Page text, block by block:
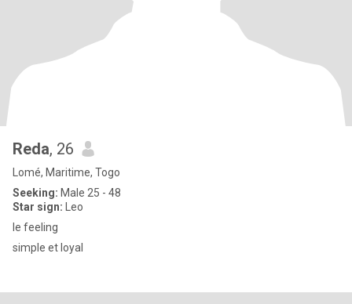
Reda, 26
Lomé, Maritime, Togo
Seeking: Male 25 - 48
Star sign: Leo
le feeling
simple et loyal